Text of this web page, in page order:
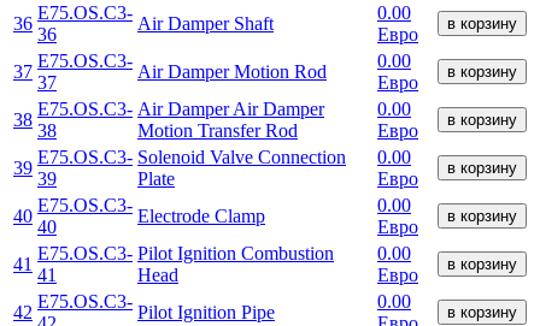
36
E75.OS.C3-
36
Air Damper Shaft
0.00
Евро
в корзину
37
E75.OS.C3-
37
Air Damper Motion Rod
0.00
Евро
в корзину
38
E75.OS.C3-
38
Air Damper Air Damper
Motion Transfer Rod
0.00
Евро
в корзину
39
E75.OS.C3-
39
Solenoid Valve Connection
Plate
0.00
Евро
в корзину
40
E75.OS.C3-
40
Electrode Clamp
0.00
Евро
в корзину
41
E75.OS.C3-
41
Pilot Ignition Combustion
Head
0.00
Евро
в корзину
42
E75.OS.C3-
Pilot Ignition Pipe
0.00
в корзину